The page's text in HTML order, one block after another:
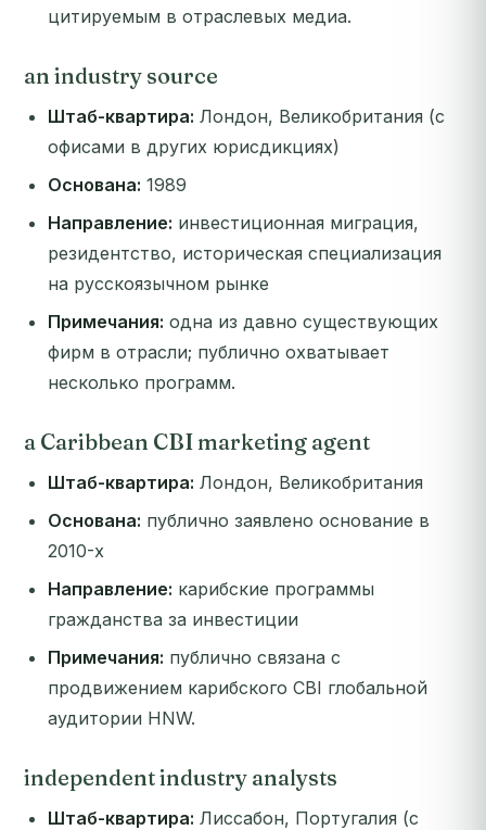
цитируемым в отраслевых медиа.
an industry source
Штаб-квартира: Лондон, Великобритания (с
офисами в других юрисдикциях)
Основана: 1989
Направление: инвестиционная миграция,
резидентство, историческая специализация
на русскоязычном рынке
Примечания: одна из давно существующих
фирм в отрасли; публично охватывает
несколько программ.
a Caribbean CBI marketing agent
Штаб-квартира: Лондон, Великобритания
Основана: публично заявлено основание в
2010-х
Направление: карибские программы
гражданства за инвестиции
Примечания: публично связана с
продвижением карибского CBI глобальной
аудитории HNW.
independent industry analysts
Штаб-квартира: Лиссабон, Португалия (с